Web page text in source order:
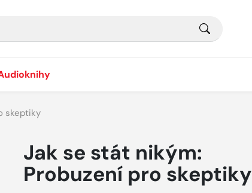
skeptiky
Jak se stát nikým:
Probuzení pro skeptiky